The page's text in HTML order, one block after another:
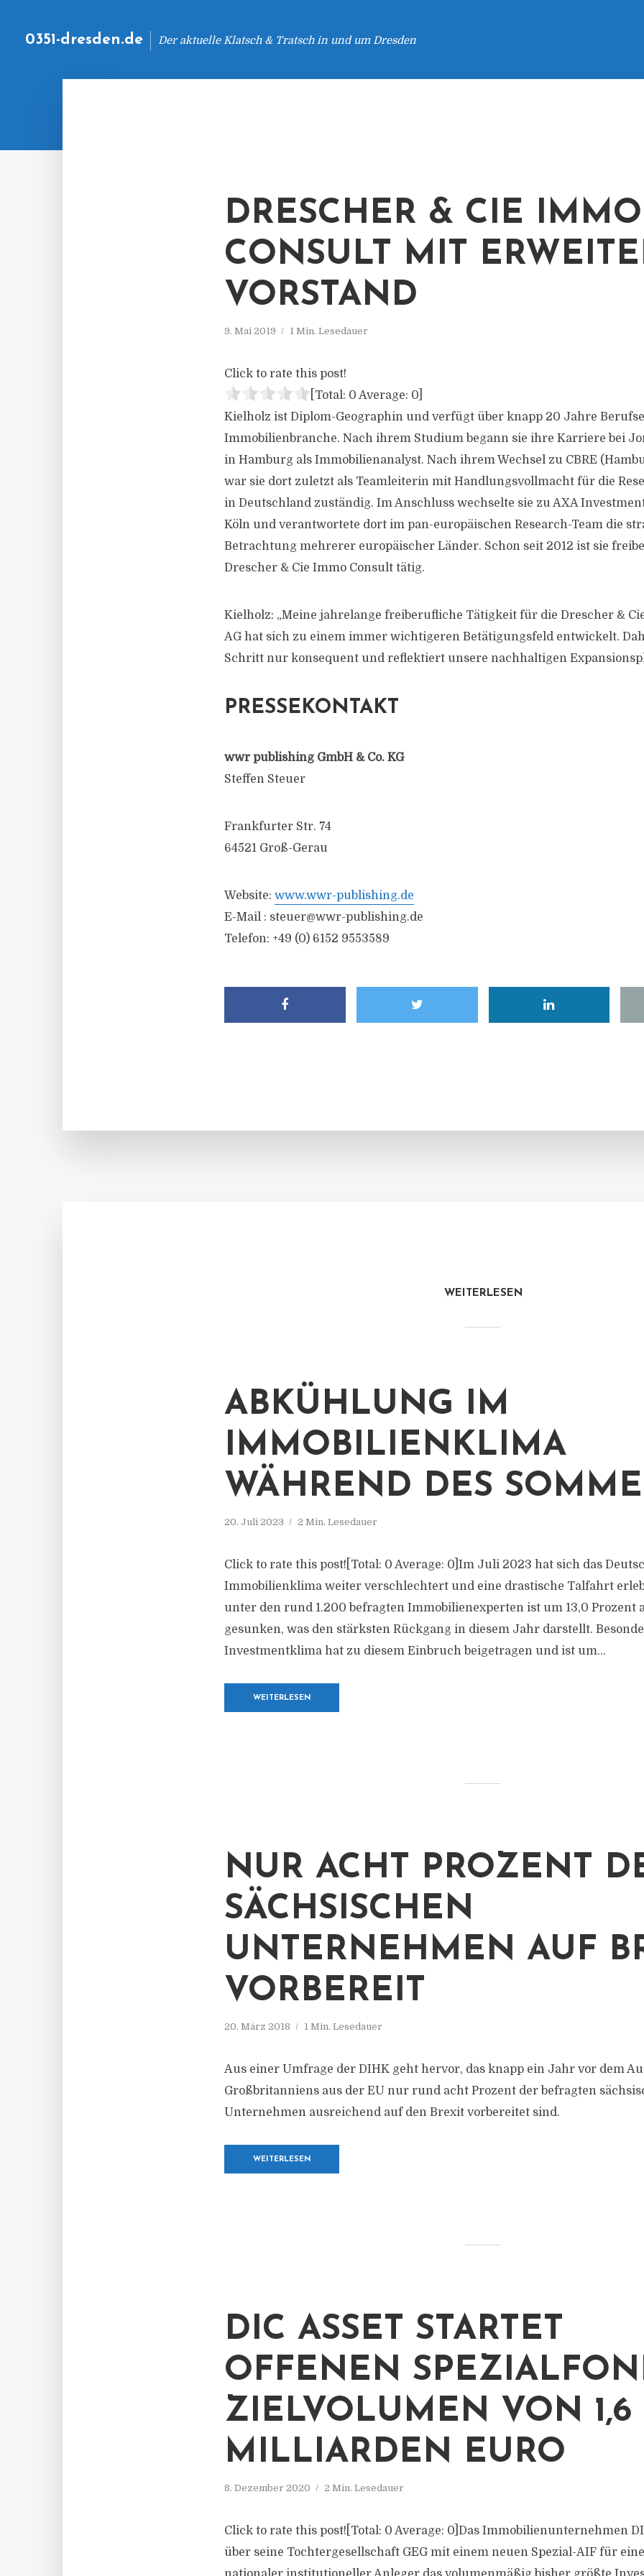
0351-dresden.de Der aktuelle Klatsch & Tratsch in und um Dresden
DRESCHER & CIE IMMO
CONSULT MIT
VORSTAND
9. Mai 2019 1 Min. Lesedauer
Click to rate this post!
[Total: 0 Average: 0
Kielholz ist Diplom-Geographin und verfügt über knapp 20 Jahre
Immobilienbranche. Nach ihrem Studium begann sie ihre Karriere bei
in Hamburg als Immobilienanalyst. Nach ihrem Wechsel zu CBRE
war sie dort zuletzt als Teamleiterin mit Handlungsvollmacht für die
in Deutschland zuständig. Im Anschluss wechselte sie zu AXA
Köln und verantwortete dort im pan-europäischen Research-Team die
Betrachtung mehrerer europäischer Länder. Schon seit 2012 ist sie
Drescher & Cie Immo Consult tätig.
Kielholz: „Meine jahrelange freiberufliche Tätigkeit für die Drescher &
AG hat sich zu einem immer wichtigeren Betätigungsfeld entwickelt.
Schritt nur konsequent und reflektiert unsere nachhaltigen
PRESSEKONTAKT
wwr publishing GmbH & Co. KG
Steffen Steuer
Frankfurter Str. 74
64521 Groß-Gerau
Website: www.wwr-publishing.de
E-Mail : steuer@wwr-publishing.de
Telefon: +49 (0) 6152 9553589
WEITERLESEN
ABKÜHLUNG IM
IMMOBILIENKLIMA
WÄHREND DES
20. Juli 2023 2 Min. Lesedauer
Click to rate this post![Total: 0 Average: 0]Im Juli 2023 hat sich das
Immobilienklima weiter verschlechtert und eine drastische Talfahrt
unter den rund 1.200 befragten Immobilienexperten ist um 13,0 Prozent
gesunken, was den stärksten Rückgang in diesem Jahr darstellt.
Investmentklima hat zu diesem Einbruch beigetragen und ist um...
WEITERLESEN
NUR ACHT PROZENT
SÄCHSISCHEN
UNTERNEHMEN AUF
VORBEREIT
20. März 2018 1 Min. Lesedauer
Aus einer Umfrage der DIHK geht hervor, das knapp ein Jahr vor dem
Großbritanniens aus der EU nur rund acht Prozent der befragten
Unternehmen ausreichend auf den Brexit vorbereitet sind.
WEITERLESEN
DIC ASSET STARTET
OFFENEN
ZIELVOLUMEN VON 1,6
MILLIARDEN EURO
8. Dezember 2020 2 Min. Lesedauer
Click to rate this post![Total: 0 Average: 0]Das Immobilienunternehmen
über seine Tochtergesellschaft GEG mit einem neuen Spezial-AIF für